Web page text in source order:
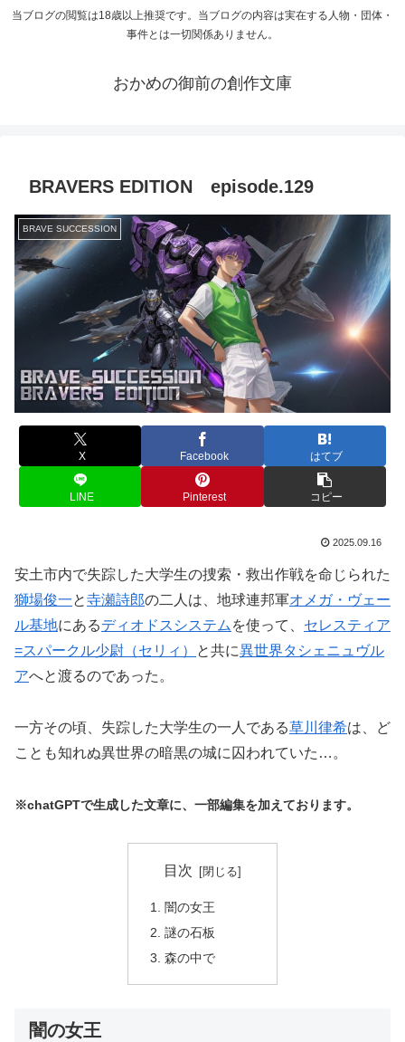
当ブログの閲覧は18歳以上推奨です。当ブログの内容は実在する人物・団体・
事件とは一切関係ありません。
おかめの御前の創作文庫
BRAVERS EDITION episode.129
BRAVE SUCCESSION
X Facebook はてブ
LINE Pinterest コピー
2025.09.16
安土市内で失踪した大学生の捜索・救出作戦を命じられた
獅場俊一と寺瀬詩郎の二人は、地球連邦軍オメガ・ヴェー
ル基地にあるディオドスシステム を使って、 セレスティア
=スパークル少尉（セリィ）
と共に異世界タシェニュヴル
アへと渡るのであった。
一方その頃、失踪した大学生の一人である草川律希は、ど
ことも知れぬ異世界の暗黒の城に囚われていた…。
※chatGPTで生成した文章に、一部編集を加えております。
目次
闇の女王
謎の石板
森の中で
闇の女王